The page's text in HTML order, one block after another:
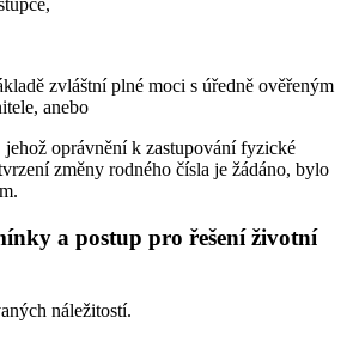
zvláštní plné moci s úředně ověřeným
anebo
jehož oprávnění k zastupování fyzické
změny rodného čísla je žádáno, bylo
a postup pro řešení životní
náležitostí.